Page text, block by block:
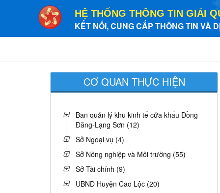
HỆ THỐNG THÔNG TIN GIẢI
KẾT NỐI, CUNG CẤP THÔNG TIN VÀ
CƠ QUAN THỰC HIỆN
Ban quản lý khu kinh tế cửa khẩu Đồng
Đăng-Lạng Sơn (12)
Sở Ngoại vụ (4)
Sở Nông nghiệp và Môi trường (55)
Sở Tài chính (9)
UBND Huyện Cao Lộc (20)